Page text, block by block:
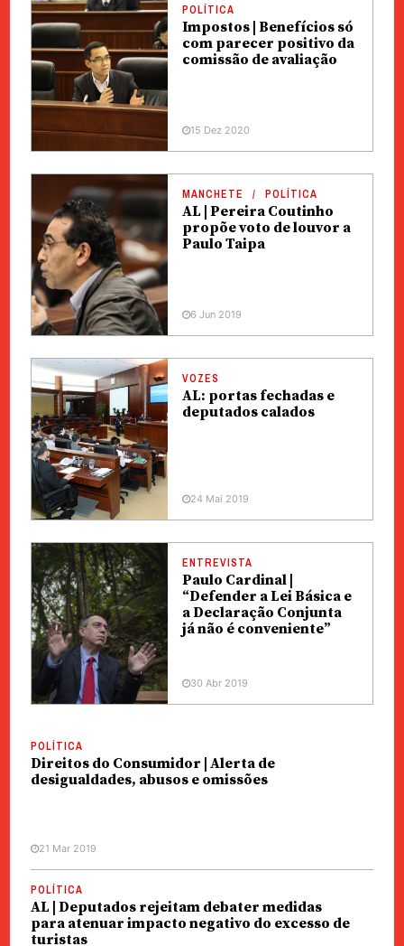
POLÍTICA
Impostos | Benefícios só
com parecer positivo da
comissão de avaliação
15 Dez 2020
MANCHETE POLÍTICA
AL | Pereira Coutinho
propõe voto de louvor a
Paulo Taipa
6 Jun 2019
VOZES
AL: portas fechadas e
deputados calados
24 Mai 2019
ENTREVISTA
Paulo Cardinal |
“Defender a Lei Básica e
a Declaração Conjunta
já não é conveniente”
30 Abr 2019
POLÍTICA
Direitos do Consumidor | Alerta de
desigualdades, abusos e omissões
21 Mar 2019
POLÍTICA
AL | Deputados rejeitam debater medidas
para atenuar impacto negativo do excesso de
turistas